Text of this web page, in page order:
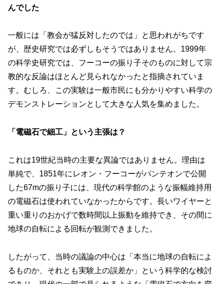
んでした
一般には「教会が猛反対したのでは」と思われがちです
が、歴史研究では必ずしもそうではありません。1999年
の科学史研究では、フーコーの振り子そのものに対して宗
教的な反論はほとんど見られなかったと指摘されていま
す。むしろ、この実験は一般市民にも分かりやすい科学の
デモンストレーションとして大きな人気を集めました。
「電磁石で細工」という主張は？
これは19世紀当時の主要な異論ではありません。理由は
単純で、1851年にレオン・フーコーがパンテオンで公開
した67mの振り子には、現代の科学館のような振幅維持用
の電磁石は使われていなかったからです。長いワイヤーと
重い重りのおかげで数時間以上振動を維持でき、その間に
地球の自転による回転が観測できました。
したがって、当時の議論の中心は「本当に地球の自転によ
るものか、それとも実験上の誤差か」という科学的な検討